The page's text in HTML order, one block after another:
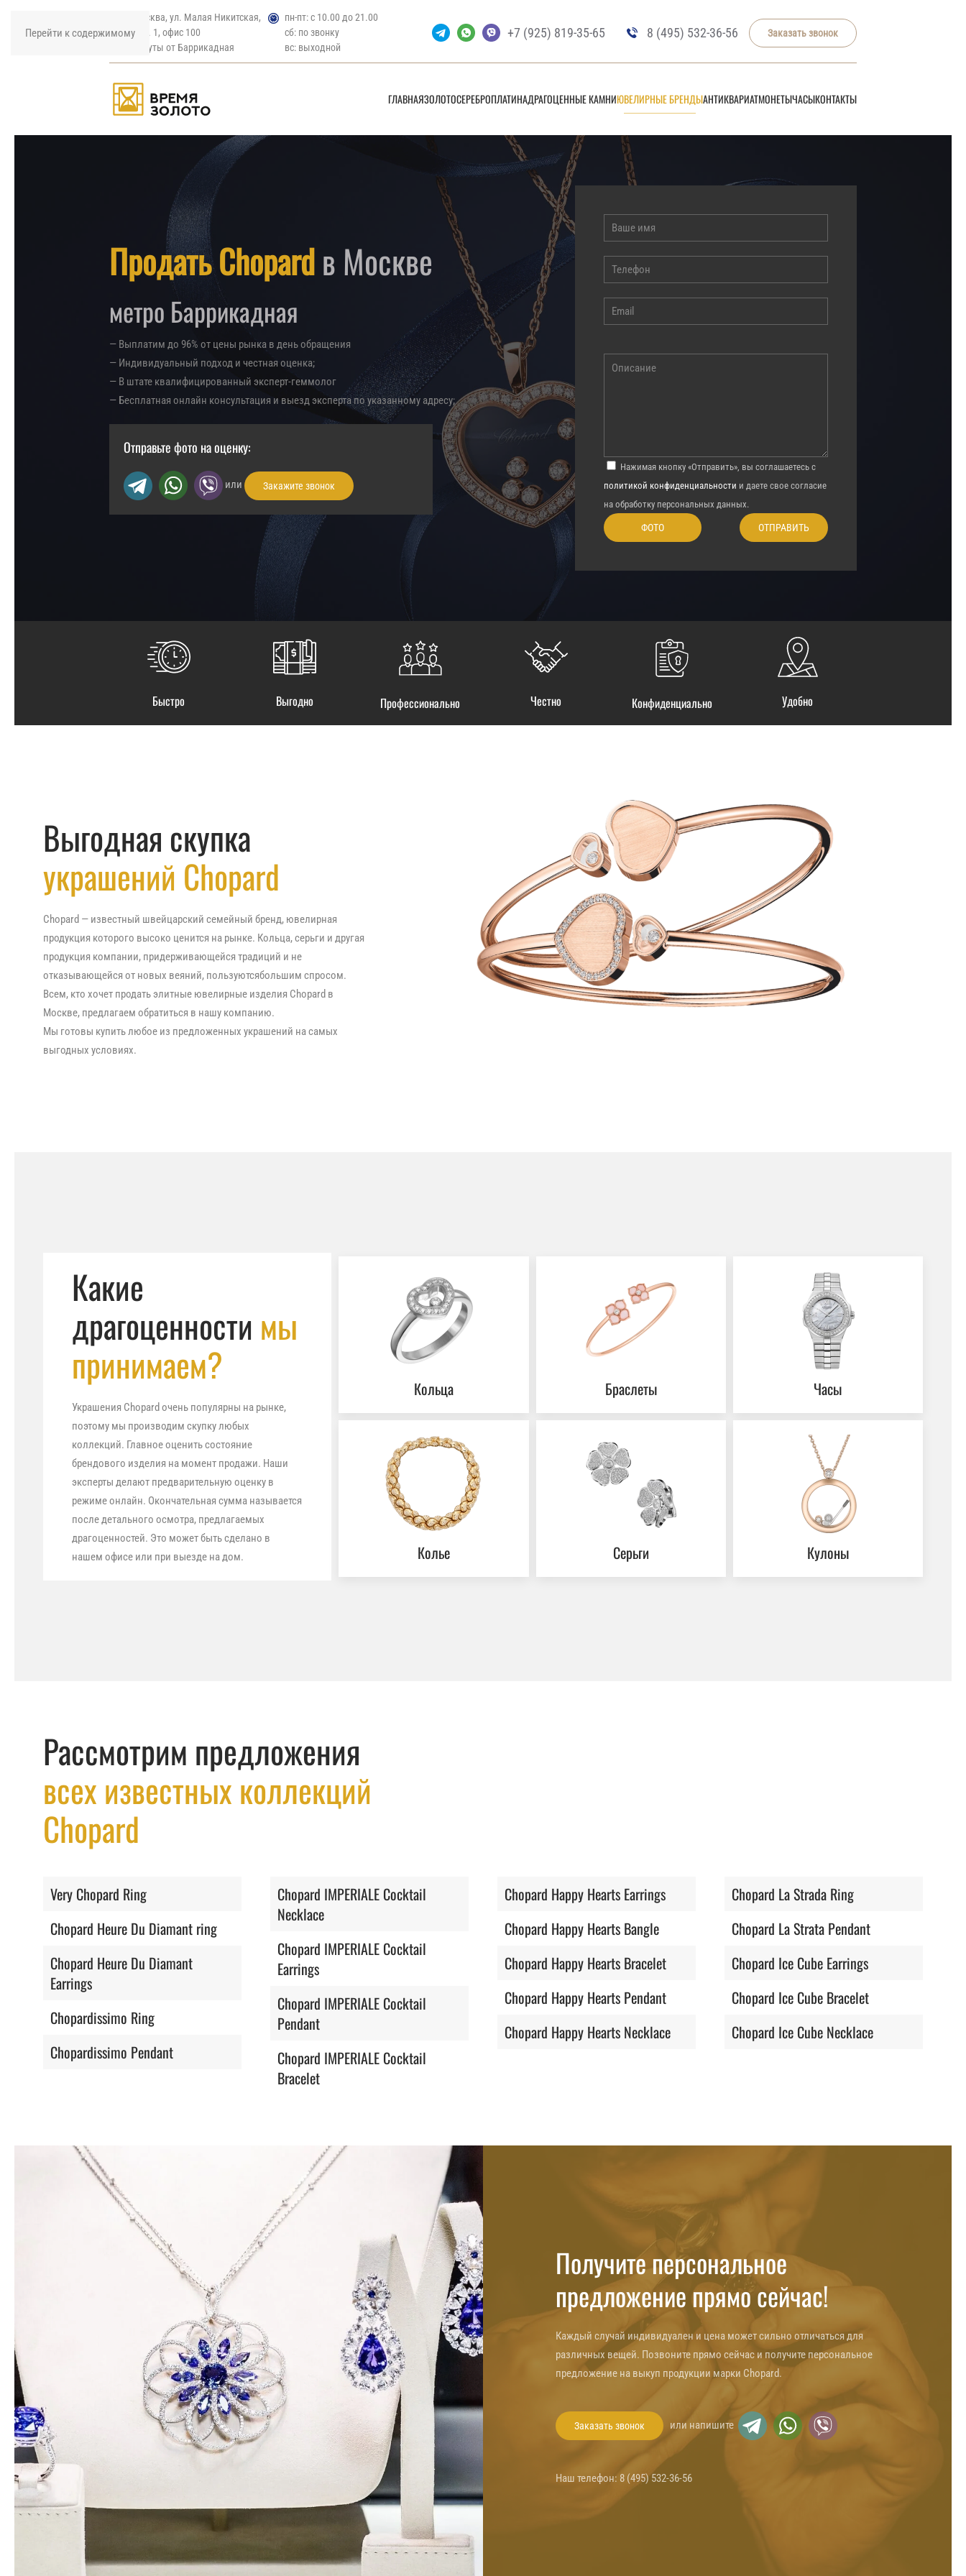
Перейти к содержимому
г. Москва, ул. Малая Никитская,
д. 27, стр. 1, офис 100
3 минуты от Баррикадная
пн-пт: с 10.00 до 21.00
сб: по звонку
вс: выходной
+7 (925) 819-35-65 8 (495) 532-36-56 Заказать звонок
ГЛАВНАЯЗОЛОТОСЕРЕБРОПЛАТИНАДРАГОЦЕННЫЕ КАМНИЮВЕЛИРНЫЕ БРЕНДЫАНТИКВАРИАТМОНЕТЫЧАСЫКОНТАКТЫ
Продать Chopardв Москве
метро Баррикадная
— Выплатим до 96% от цены рынка в день обращения
— Индивидуальный подход и честная оценка;
— В штате квалифицированный эксперт-геммолог
— Бесплатная онлайн консультация и выезд эксперта по указанному адресу;
Отправьте фото на оценку:
или Закажите звонок
Нажимая кнопку «Отправить», вы соглашаетесь с
политикой конфиденциальности и даете свое согласие
на обработку персональных данных.
ФОТО ОТПРАВИТЬ
Быстро Выгодно Профессионально Честно Конфиденциально Удобно
Выгодная скупка
украшений Chopard
Chopard — известный швейцарский семейный бренд, ювелирная
продукция которого высоко ценится на рынке. Кольца, серьги и другая
продукция компании, придерживающейся традиций и не
отказывающейся от новых веяний, пользуютсябольшим спросом.
Всем, кто хочет продать элитные ювелирные изделия Chopard в
Москве, предлагаем обратиться в нашу компанию.
Мы готовы купить любое из предложенных украшений на самых
выгодных условиях.
Какие
драгоценности мы
принимаем?
Украшения Chopard очень популярны на рынке,
поэтому мы производим скупку любых
коллекций. Главное оценить состояние
брендового изделия на момент продажи. Наши
эксперты делают предварительную оценку в
режиме онлайн. Окончательная сумма называется
после детального осмотра, предлагаемых
драгоценностей. Это может быть сделано в
нашем офисе или при выезде на дом.
Кольца Браслеты Часы
Колье Серьги Кулоны
Рассмотрим предложения
всех известных коллекций
Chopard
Very Chopard Ring
Chopard Heure Du Diamant ring
Chopard Heure Du Diamant
Earrings
Chopardissimo Ring
Chopardissimo Pendant
Chopard IMPERIALE Cocktail
Necklace
Chopard IMPERIALE Cocktail
Earrings
Chopard IMPERIALE Cocktail
Pendant
Chopard IMPERIALE Cocktail
Bracelet
Chopard Happy Hearts Earrings
Chopard Happy Hearts Bangle
Chopard Happy Hearts Bracelet
Chopard Happy Hearts Pendant
Chopard Happy Hearts Necklace
Chopard La Strada Ring
Chopard La Strata Pendant
Chopard Ice Cube Earrings
Chopard Ice Cube Bracelet
Chopard Ice Cube Necklace
Получите персональное
предложение прямо сейчас!
Каждый случай индивидуален и цена может сильно отличаться для
различных вещей. Позвоните прямо сейчас и получите персональное
предложение на выкуп продукции марки Chopard.
Заказать звонок или напишите
Наш телефон: 8 (495) 532-36-56